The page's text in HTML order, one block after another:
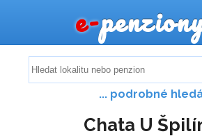
e-
... podrobné
Chata U